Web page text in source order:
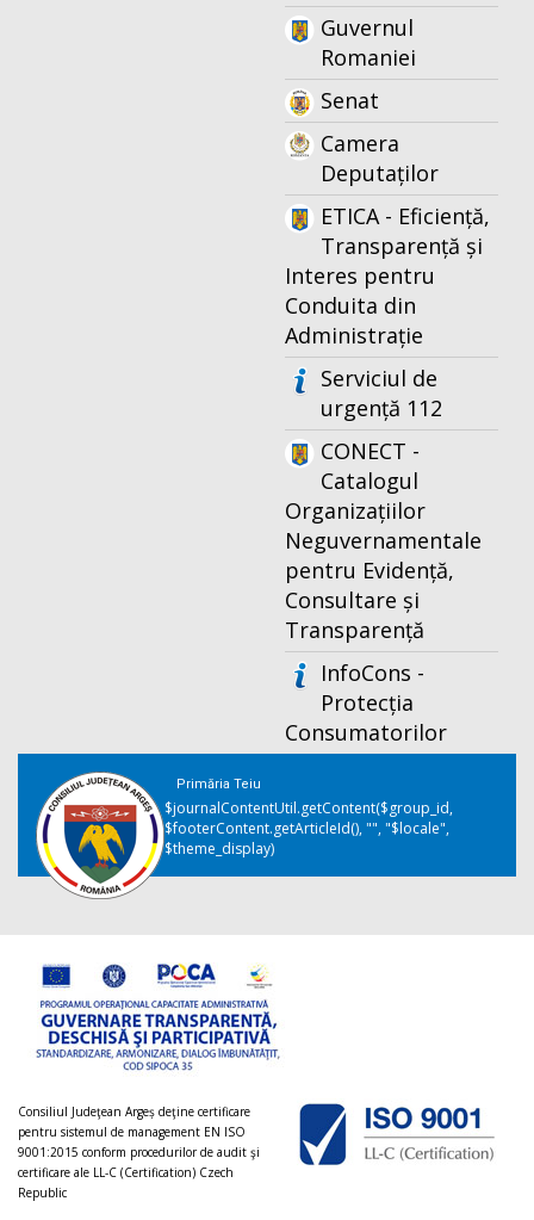
Guvernul
Romaniei
Senat
Camera
Deputaților
ETICA - Eficiență,
Transparență și
Interes pentru
Conduita din
Administrație
Serviciul de
urgență 112
CONECT -
Catalogul
Organizațiilor
Neguvernamentale
pentru Evidență,
Consultare și
Transparență
InfoCons -
Protecția
Consumatorilor
Primăria Teiu
$journalContentUtil.getContent($group_id,
$footerContent.getArticleId(), "", "$locale",
$theme_display)
Consiliul Judeţean Argeș deţine certificare
pentru sistemul de management EN ISO
9001:2015 conform procedurilor de audit şi
certificare ale LL-C (Certification) Czech
Republic